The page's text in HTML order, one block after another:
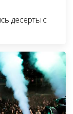
десерты с